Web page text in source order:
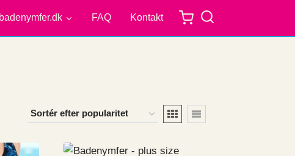
FAQ Kontakt